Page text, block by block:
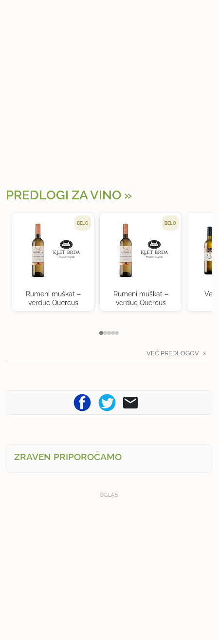
PREDLOGI ZA VINO
BELO
Rumeni muškat –
verduc Quercus
BELO
Rumeni muškat –
verduc Quercus
VEČ PREDLOGOV
ZRAVEN PRIPOROČAMO
OGLAS